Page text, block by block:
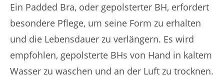
Ein Padded Bra, oder gepolsterter BH, erfordert
besondere Pflege, um seine Form zu erhalten
und die Lebensdauer zu verlängern. Es wird
empfohlen, gepolsterte BHs von Hand in kaltem
Wasser zu waschen und an der Luft zu trocknen.